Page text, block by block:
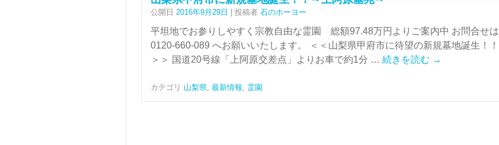
公開日 2016年9月29日 投稿者 石のホーヨー
平坦地でお参りしやすく宗教自由な霊園 総額97.48万円よりご案内中 お問合せは
0120-660-089 へお願いいたします。 ＜＜山梨県甲府市に待望の新規墓地誕生！！
＞＞ 国道20号線「上阿原交差点」よりお車で約1分 … 続きを読む →
カテゴリ 山梨県, 最新情報, 霊園